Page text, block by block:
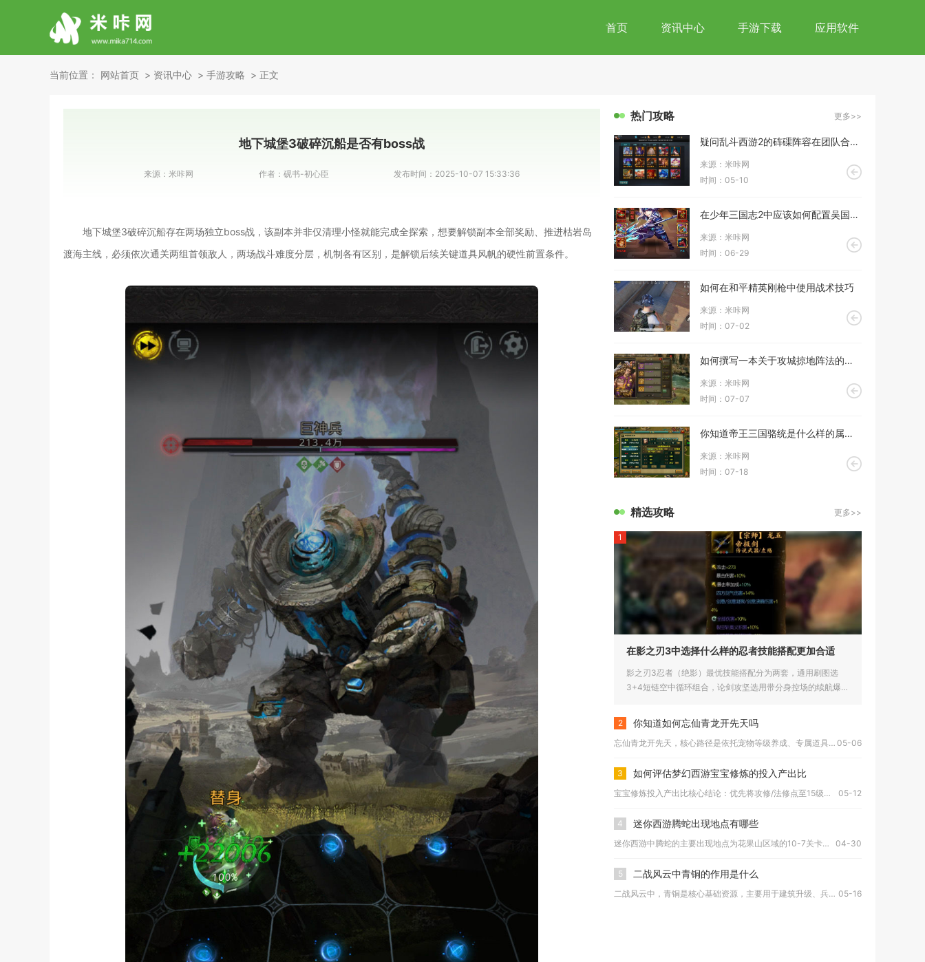
首页 资讯中心 手游下载 应用软件
当前位置： 网站首页 资讯中心 手游攻略 正文
地下城堡3破碎沉船是否有boss战
来源： 米咔网 作者： 砚书-初心臣 发布时间： 2025-10-07 15:33:36
地下城堡3破碎沉船存在两场独立boss战，该副本并非仅清理小怪就能完成全探索，想要解锁副本全部奖励、推进枯岩岛
渡海主线，必须依次通关两组首领敌人，两场战斗难度分层，机制各有区别，是解锁后续关键道具风帆的硬性前置条件。
热门攻略 更多>>
疑问乱斗西游2的砗磲阵容在团队合作战斗中表现如何
来源：米咔网
时间：05-10
在少年三国志2中应该如何配置吴国援军的阵容
来源：米咔网
时间：06-29
如何在和平精英刚枪中使用战术技巧
来源：米咔网
时间：07-02
如何撰写一本关于攻城掠地阵法的兵书
来源：米咔网
时间：07-07
你知道帝王三国骆统是什么样的属性吗
来源：米咔网
时间：07-18
精选攻略 更多>>
1
在影之刃3中选择什么样的忍者技能搭配更加合适
影之刃3忍者（绝影）最优技能搭配分为两套，通用刷图选
3+4短链空中循环组合，论剑攻坚选用带分身控场的续航爆发
2 你知道如何忘仙青龙开先天吗
忘仙青龙开先天，核心路径是依托宠物等级养成、专属道具激活、属... 05-06
3 如何评估梦幻西游宝宝修炼的投入产出比
宝宝修炼投入产出比核心结论：优先将攻修/法修点至15级，双防... 05-12
4 迷你西游腾蛇出现地点有哪些
迷你西游中腾蛇的主要出现地点为花果山区域的10-7关卡，同时... 04-30
5 二战风云中青铜的作用是什么
二战风云中，青铜是核心基础资源，主要用于建筑升级、兵种训练、... 05-16